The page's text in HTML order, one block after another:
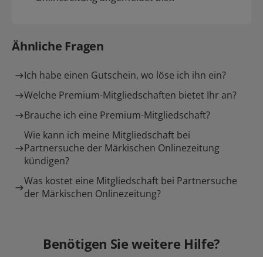
Ähnliche Fragen
Ich habe einen Gutschein, wo löse ich ihn ein?
Welche Premium-Mitgliedschaften bietet Ihr an?
Brauche ich eine Premium-Mitgliedschaft?
Wie kann ich meine Mitgliedschaft bei
Partnersuche der Märkischen Onlinezeitung
kündigen?
Was kostet eine Mitgliedschaft bei Partnersuche
der Märkischen Onlinezeitung?
Benötigen Sie weitere Hilfe?